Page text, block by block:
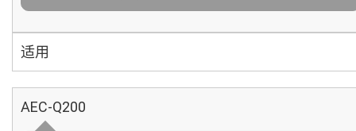
适用
AEC-Q200